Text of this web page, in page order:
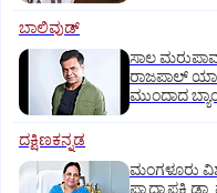
ಬಾಲಿವುಡ್‌
ಸಾಲ
ರಾಜಪಾಲ್
ಮುಂದಾದ
ದಕ್ಷಿಣಕನ್ನಡ
ಮಂಗಳೂರು
ಪ್ರಾಧ್ಯಾಪಕಿ